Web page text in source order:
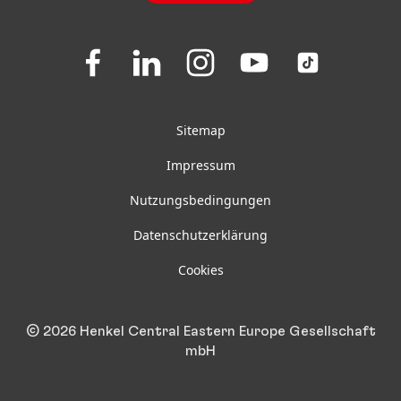
Folgen
Sie
uns
Folgen
uns
Folgen
Sie
uns
Folgen
uns
Folgen
Sie
uns
Sitemap
Impressum
Nutzungsbedingungen
Datenschutzerklärung
Cookies
© 2026 Henkel Central Eastern Europe Gesellschaft
mbH